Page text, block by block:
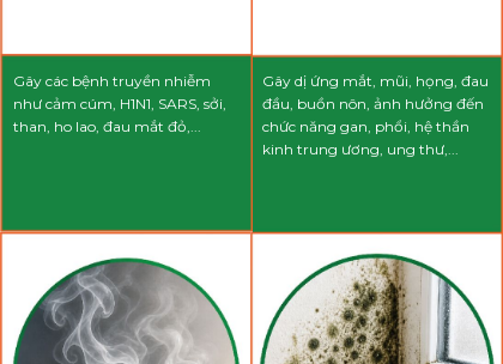
Gây dị ứng mắt, mũi, họng, đau
đầu, buồn nôn, ảnh hưởng đến
chức năng gan, phổi, hệ thần
kinh trung ương, ung thư,...
Gây các bệnh truyền nhiễm
như cảm cúm, H1N1, SARS, sởi,
than, ho lao, đau mắt đỏ,...